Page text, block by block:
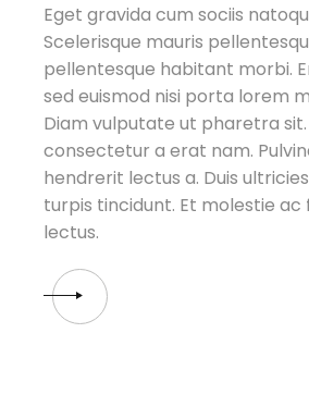
Eget gravida cum sociis
Scelerisque mauris
pellentesque habitant morbi.
sed euismod nisi porta lorem
Diam vulputate ut pharetra
consectetur a erat nam.
hendrerit lectus a. Duis
turpis tincidunt. Et molestie ac
lectus.